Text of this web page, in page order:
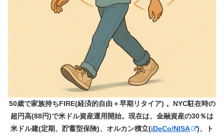
50歳で家族持ちFIRE(経済的自由＋早期リタイア) 。NYC駐在時の
超円高(88円)で米ドル資産運用開始。現在は、金融資産の30％は
米ドル建(定期、貯蓄型保険)、オルカン積立(iDeCo/NISA
)、ト